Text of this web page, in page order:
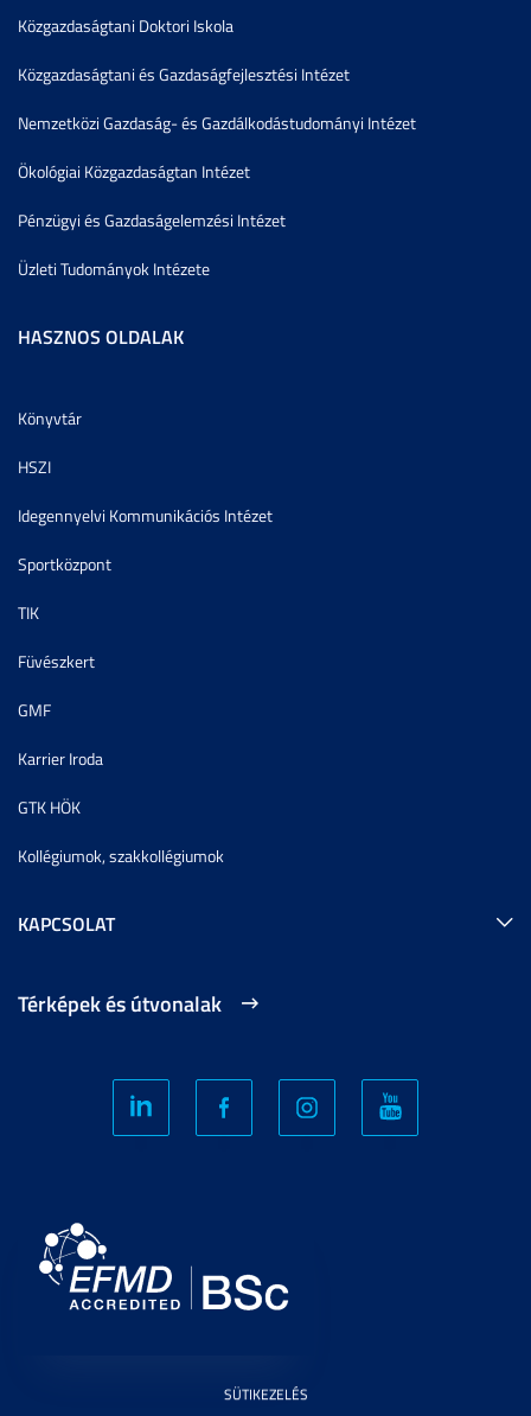
Közgazdaságtani Doktori Iskola
Közgazdaságtani és Gazdaságfejlesztési Intézet
Nemzetközi Gazdaság- és Gazdálkodástudományi Intézet
Ökológiai Közgazdaságtan Intézet
Pénzügyi és Gazdaságelemzési Intézet
Üzleti Tudományok Intézete
HASZNOS OLDALAK
Könyvtár
HSZI
Idegennyelvi Kommunikációs Intézet
Sportközpont
TIK
Füvészkert
GMF
Karrier Iroda
GTK HÖK
Kollégiumok, szakkollégiumok
KAPCSOLAT
Térképek és útvonalak
SÜTIKEZELÉS